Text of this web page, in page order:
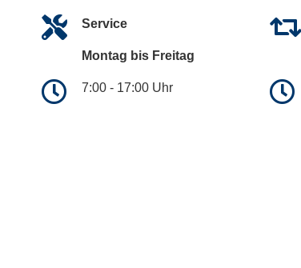
Service
Montag bis Freitag
7:00 - 17:00 Uhr